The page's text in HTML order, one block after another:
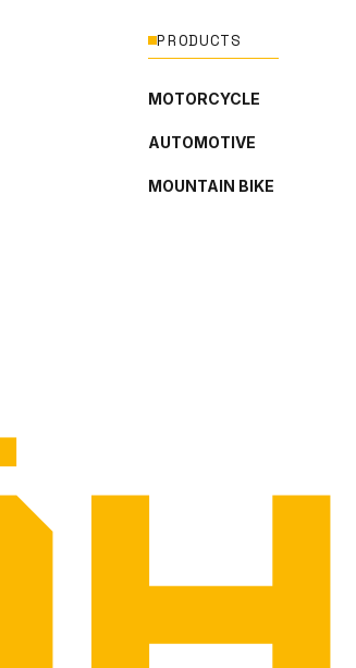
PRODUCTS
MOTORCYCLE
AUTOMOTIVE
MOUNTAIN BIKE